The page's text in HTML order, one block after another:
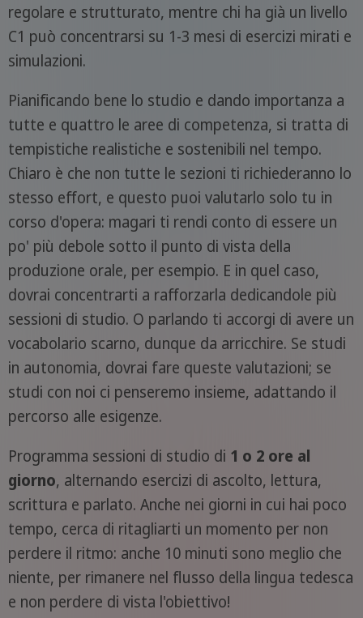
regolare e strutturato, mentre chi ha già un livello
C1 può concentrarsi su 1-3 mesi di esercizi mirati e
simulazioni.
Pianificando bene lo studio e dando importanza a
tutte e quattro le aree di competenza, si tratta di
tempistiche realistiche e sostenibili nel tempo.
Chiaro è che non tutte le sezioni ti richiederanno lo
stesso effort, e questo puoi valutarlo solo tu in
corso d'opera: magari ti rendi conto di essere un
po' più debole sotto il punto di vista della
produzione orale, per esempio. E in quel caso,
dovrai concentrarti a rafforzarla dedicandole più
sessioni di studio. O parlando ti accorgi di avere un
vocabolario scarno, dunque da arricchire. Se studi
in autonomia, dovrai fare queste valutazioni; se
studi con noi ci penseremo insieme, adattando il
percorso alle esigenze.
Programma sessioni di studio di 1 o 2 ore al
giorno, alternando esercizi di ascolto, lettura,
scrittura e parlato. Anche nei giorni in cui hai poco
tempo, cerca di ritagliarti un momento per non
perdere il ritmo: anche 10 minuti sono meglio che
niente, per rimanere nel flusso della lingua tedesca
e non perdere di vista l'obiettivo!